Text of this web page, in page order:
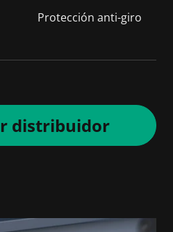
Protección anti-giro
distribuidor